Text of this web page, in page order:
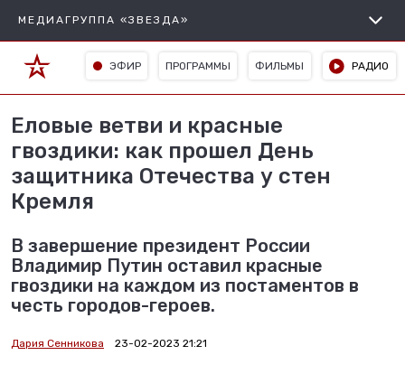
МЕДИАГРУППА «ЗВЕЗДА»
ЭФИР ПРОГРАММЫ ФИЛЬМЫ РАДИО
Еловые ветви и красные
гвоздики: как прошел День
защитника Отечества у стен
Кремля
В завершение президент России
Владимир Путин оставил красные
гвоздики на каждом из постаментов в
честь городов-героев.
Дария Сенникова 23-02-2023 21:21